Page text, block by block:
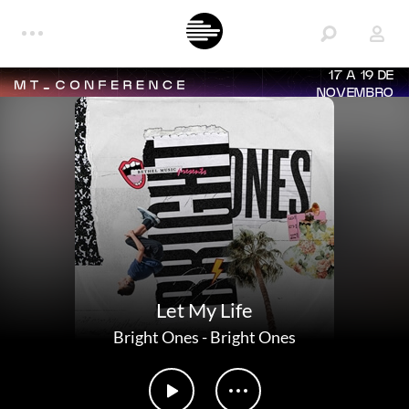
17 A 19 DE
NOVEMBRO
Let My Life
Bright Ones-Bright Ones